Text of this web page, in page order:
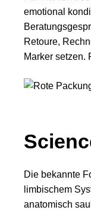
emotional
Retoure,
Marker setzen.
Die bekannte
limbischem
anatomisch